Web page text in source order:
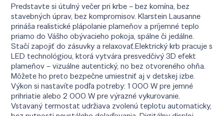
Predstavte si útulný večer pri krbe – bez komína, bez
stavebných úprav, bez kompromisov. Klarstein Lausanne
prináša realistické plápolanie plameňov a príjemné teplo
priamo do Vášho obývacieho pokoja, spálne či jedálne.
Stačí zapojiť do zásuvky a relaxovať.Elektrický krb pracuje s
LED technológiou, ktorá vytvára presvedčivý 3D efekt
plameňov – vizuálne autentický, no bez otvoreného ohňa.
Môžete ho preto bezpečne umiestniť aj v detskej izbe.
Výkon si nastavíte podľa potreby: 1 000 W pre jemné
prihriatie alebo 2 000 W pre výrazné vykurovanie.
Vstavaný termostat udržiava zvolenú teplotu automaticky,